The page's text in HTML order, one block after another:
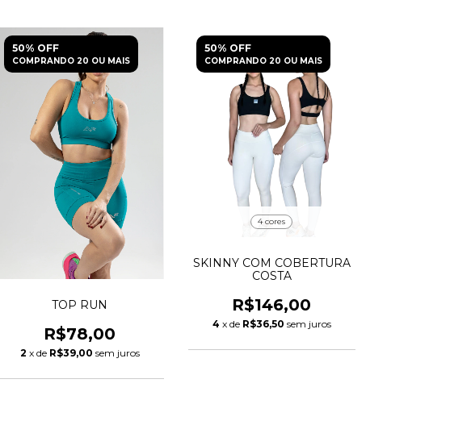
50% OFF
COMPRANDO 20 OU MAIS
TOP RUN
R$78,00
2 x de R$39,00 sem juros
50% OFF
COMPRANDO 20 OU MAIS
4 cores
SKINNY COM COBERTURA
COSTA
R$146,00
4 x de R$36,50 sem juros